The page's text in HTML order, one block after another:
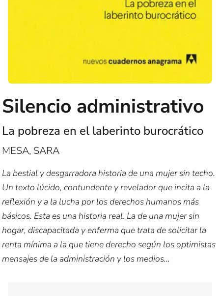
Silencio administrativo
La pobreza en el laberinto burocrático
MESA, SARA
La bestial y desgarradora historia de una mujer sin techo.
Un texto lúcido, contundente y revelador que incita a la
reflexión y a la lucha por los derechos humanos más
básicos. Esta es una historia real. La de una mujer sin
hogar, discapacitada y enferma que trata de solicitar la
renta mínima a la que tiene derecho según los optimistas
mensajes de la administración y los medios...